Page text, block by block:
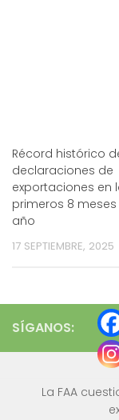
Récord histórico
declaraciones de
exportaciones en
primeros 8 meses
año
17 SEPTIEMBRE, 2025
SÍGANOS:
La FAA